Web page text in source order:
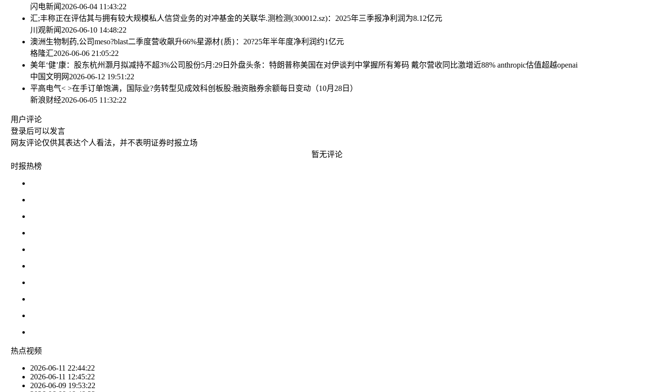
闪电新闻2026-06-04 11:43:22
汇;丰称正在评估其与拥有较大规模私人信贷业务的对冲基金的关联华.测检测(300012.sz)：2025年三季报净利润为8.12亿元
川观新闻2026-06-10 14:48:22
澳洲生物制药,公司meso?blast二季度营收飙升66%星源材{质}：20?25年半年度净利润约1亿元
格隆汇2026-06-06 21:05:22
美年‘健’康：股东杭州灏月拟减持不超3%公司股份5月:29日外盘头条：特朗普称美国在对伊谈判中掌握所有筹码 戴尔营收同比激增近88% anthropic估值超越openai
中国文明网2026-06-12 19:51:22
平高电气< >在手订单饱满，国际业?务转型见成效科创板股:融资融券余额每日变动（10月28日）
新浪财经2026-06-05 11:32:22
用户评论
登录后可以发言
网友评论仅供其表达个人看法，并不表明证券时报立场
暂无评论
时报热榜
热点视频
2026-06-11 22:44:22
2026-06-11 12:45:22
2026-06-09 19:53:22